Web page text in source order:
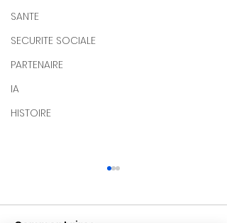
SANTE
SECURITE SOCIALE
PARTENAIRE
IA
HISTOIRE